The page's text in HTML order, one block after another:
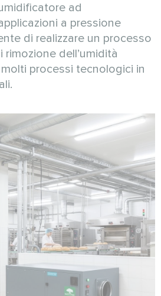
ad
a pressione
di realizzare un processo
dell’umidità
molti processi tecnologici in